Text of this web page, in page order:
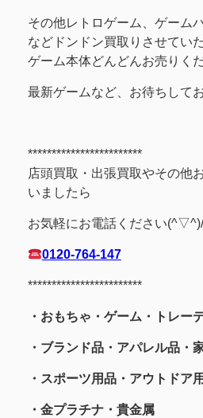
その他レトロゲーム、ゲーム
などドンドン買取りさせてい
ゲーム本体どんどんお売りく
最新ゲームなど、お待ちして
************************
店頭買取・出張買取やその他
いましたら
お気軽にお電話ください(^▽^)/
0120-764-147
************************
・おもちゃ・ゲーム・トレー
・ブランド品・アパレル品・
・スポーツ用品・アウトドア
・金プラチナ・貴金属